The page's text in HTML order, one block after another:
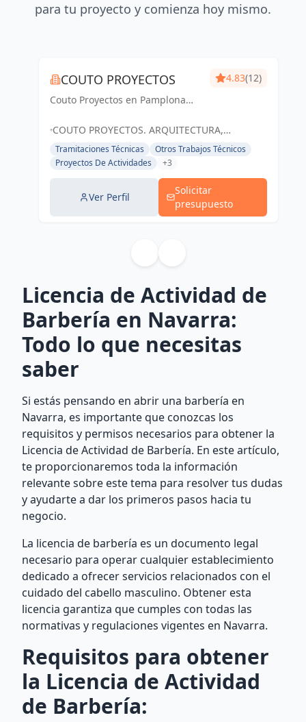
para tu proyecto y comienza hoy mismo.
COUTO PROYECTOS
Couto Proyectos en Pamplona
integrales, desde viviendas hasta
arquitectónicas. Destacamos por
nuestra profesional...
4.83(12)
COUTO PROYECTOS. ARQUITECTURA,
ELIMINACIÓN DE BARRERAS Y MEJORA DE
ENVOLVENTES TÉRMICAS EN NAVARRA, 31191
CORDOVILLA, ESPAÑA, España
Tramitaciones Técnicas
Otros Trabajos Técnicos
Proyectos De Actividades
+3
Ver Perfil
Solicitar
presupuesto
Licencia de Actividad de
Barbería en Navarra:
Todo lo que necesitas
saber
Si estás pensando en abrir una barbería en
Navarra, es importante que conozcas los
requisitos y permisos necesarios para obtener la
Licencia de Actividad de Barbería. En este artículo,
te proporcionaremos toda la información
relevante sobre este tema para resolver tus dudas
y ayudarte a dar los primeros pasos hacia tu
negocio.
La licencia de barbería es un documento legal
necesario para operar cualquier establecimiento
dedicado a ofrecer servicios relacionados con el
cuidado del cabello masculino. Obtener esta
licencia garantiza que cumples con todas las
normativas y regulaciones vigentes en Navarra.
Requisitos para obtener
la Licencia de Actividad
de Barbería: